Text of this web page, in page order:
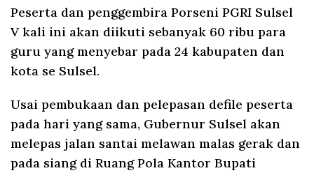
Peserta dan penggembira Porseni PGRI Sulsel
V kali ini akan diikuti sebanyak 60 ribu para
guru yang menyebar pada 24 kabupaten dan
kota se Sulsel.
Usai pembukaan dan pelepasan defile peserta
pada hari yang sama, Gubernur Sulsel akan
melepas jalan santai melawan malas gerak dan
pada siang di Ruang Pola Kantor Bupati